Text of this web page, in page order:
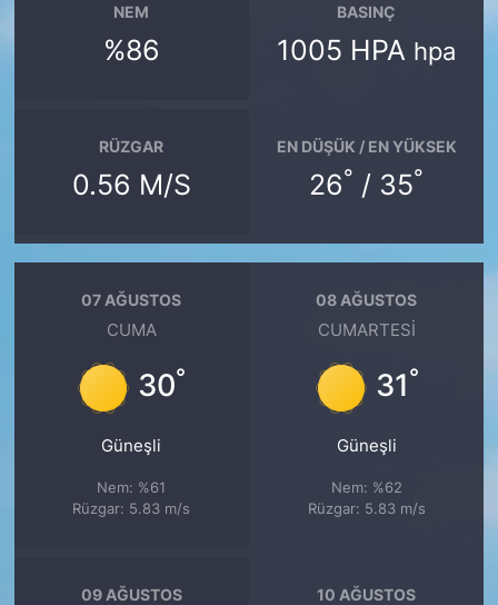
NEM
%86
BASINÇ
1005 HPA hpa
RÜZGAR
0.56 M/S
EN DÜŞÜK / EN YÜKSEK
26° / 35°
07 AĞUSTOS
CUMA
30°
Güneşli
Nem: %61
Rüzgar: 5.83 m/s
08 AĞUSTOS
CUMARTESI
31°
Güneşli
Nem: %62
Rüzgar: 5.83 m/s
09 AĞUSTOS 10 AĞUSTOS